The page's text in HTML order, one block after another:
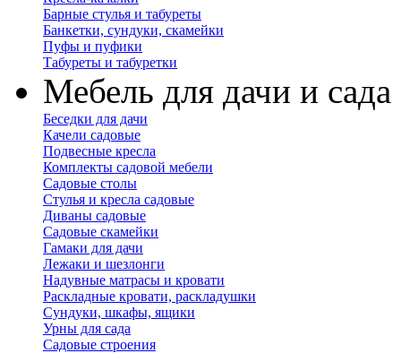
Барные стулья и табуреты
Банкетки, сундуки, скамейки
Пуфы и пуфики
Табуреты и табуретки
Мебель для дачи и сада
Беседки для дачи
Качели садовые
Подвесные кресла
Комплекты садовой мебели
Садовые столы
Стулья и кресла садовые
Диваны садовые
Садовые скамейки
Гамаки для дачи
Лежаки и шезлонги
Надувные матрасы и кровати
Раскладные кровати, раскладушки
Сундуки, шкафы, ящики
Урны для сада
Садовые строения